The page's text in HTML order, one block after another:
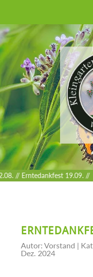
// Erntedankfest 19.09. //
Autor: Vorstand |
Dez. 2024